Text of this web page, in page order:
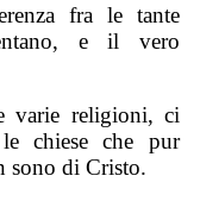
fra le tante
e il vero
varie religioni, ci
chiese che pur
sono di Cristo.